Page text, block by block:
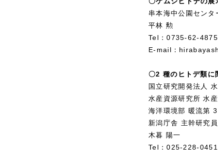
串本海中公園セン
平林 勲
Tel：0735-62-4875
E-mail：
〇2 種のヒトデ類に
国立研究開発法人
水産資源研究所 水
海洋環境部 暖流第
新潟庁舎 主幹研究員
木暮 陽一
Tel：025-228-0451